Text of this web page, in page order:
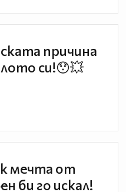
причина
си!😯💥
мечта от
би го искал!